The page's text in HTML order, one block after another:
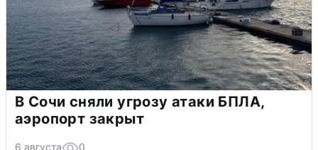
В Сочи сняли угрозу атаки БПЛА,
аэропорт закрыт
6 августа 0